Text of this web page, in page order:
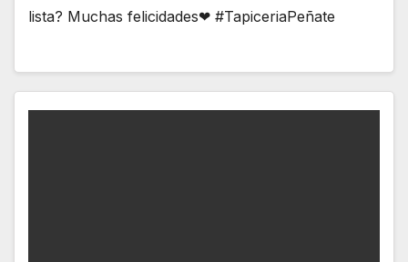
lista? Muchas felicidades❤ #TapiceriaPeñate